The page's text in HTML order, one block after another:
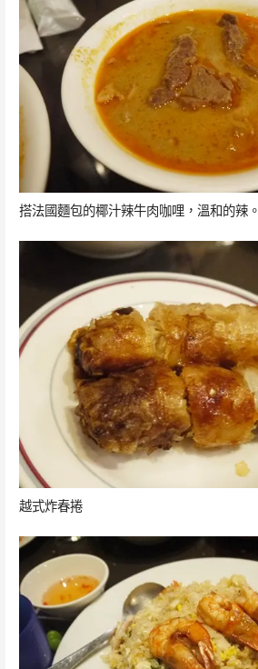
搭法國麵包的椰汁辣牛肉咖哩，溫和的辣。
越式炸春捲